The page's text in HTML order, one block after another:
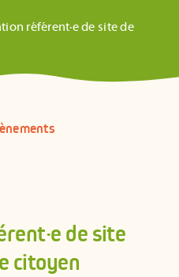
référent·e de site de
de site
citoyen